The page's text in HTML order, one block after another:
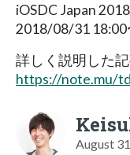
iOSDC Japan 2018
2018/08/31 18:00
詳しく説明した
https://note.mu/
August